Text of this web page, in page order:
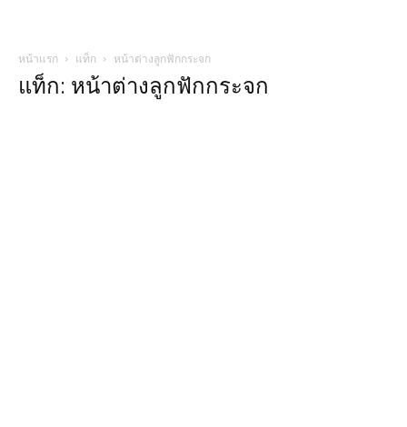
หน้าแรก แท็ก หน้าต่างลูกฟักกระจก
แท็ก: หน้าต่างลูกฟักกระจก